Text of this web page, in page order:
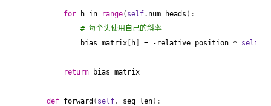
for h in range( self. num_heads ):
# 每个头使用自己的斜率
bias_matrix
h = - relative_position * self
return bias_matrix
def forward ( self, seq_len):